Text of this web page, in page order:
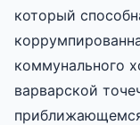
который
коммунального
варварской